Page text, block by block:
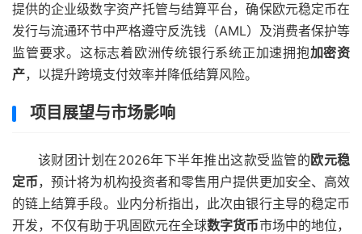
提供的企业级数字资产托管与结算平台，确保欧元稳定币在
发行与流通环节中严格遵守反洗钱（AML）及消费者保护等
监管要求。这标志着欧洲传统银行系统正加速拥抱加密资
产，以提升跨境支付效率并降低结算风险。
项目展望与市场影响
该财团计划在2026年下半年推出这款受监管的 欧元稳
定币，预计将为机构投资者和零售用户提供更加安全、高效
的链上结算手段。业内分析指出，此次由银行主导的稳定币
开发，不仅有助于巩固欧元在全球数字货币市场中的地位，